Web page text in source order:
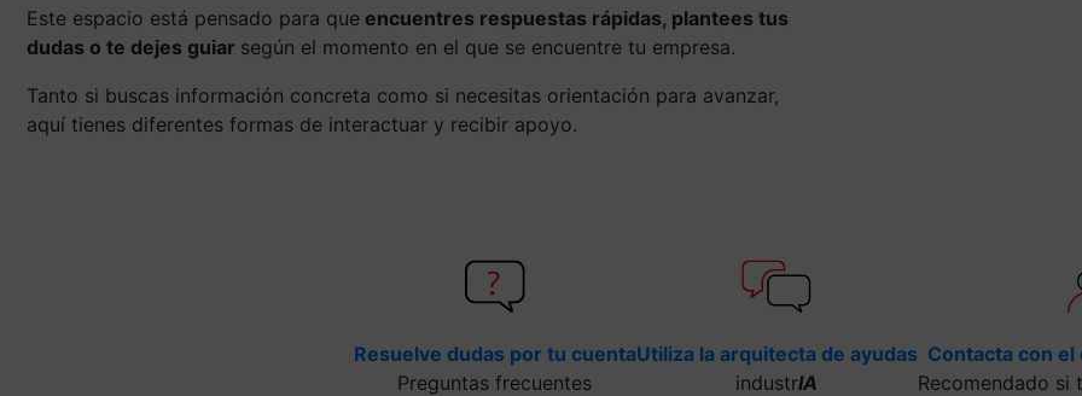
Este espacio está pensado para que encuentres respuestas rápidas, plantees tus
dudas o te dejes guiar según el momento en el que se encuentre tu empresa.
Tanto si buscas información concreta como si necesitas orientación para avanzar,
aquí tienes diferentes formas de interactuar y recibir apoyo.
Resuelve dudas por tu cuenta
Preguntas frecuentes
Utiliza la arquitecta de ayudas
industrIA
Contacta con
Recomendado si